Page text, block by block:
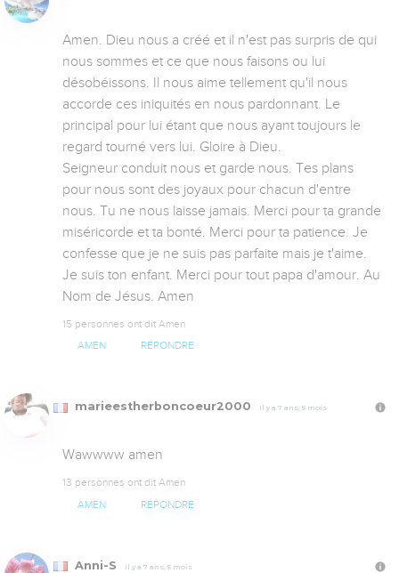
Amen. Dieu nous a créé et il n'est pas surpris de qui
nous sommes et ce que nous faisons ou lui
désobéissons. Il nous aime tellement qu'il nous
accorde ces iniquités en nous pardonnant. Le
principal pour lui étant que nous ayant toujours le
regard tourné vers lui. Gloire à Dieu.
Seigneur conduit nous et garde nous. Tes plans
pour nous sont des joyaux pour chacun d'entre
nous. Tu ne nous laisse jamais. Merci pour ta grande
miséricorde et ta bonté. Merci pour ta patience. Je
confesse que je ne suis pas parfaite mais je t'aime.
Je suis ton enfant. Merci pour tout papa d'amour. Au
Nom de Jésus. Amen
15 personnes ont dit Amen
AMEN RÉPONDRE
marieestherboncoeur2000 Il y a 7 ans, 5 mois
Wawwww amen
13 personnes ont dit Amen
AMEN RÉPONDRE
Anni-S Il y a 7 ans, 5 mois